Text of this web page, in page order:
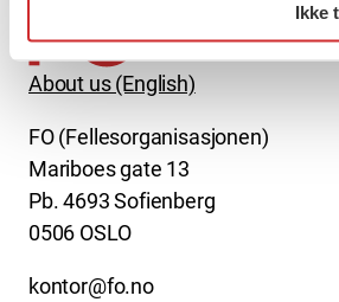
Ikke
About us (English)
FO (Fellesorganisasjonen)
Mariboes gate 13
Pb. 4693 Sofienberg
0506 OSLO
kontor@fo.no